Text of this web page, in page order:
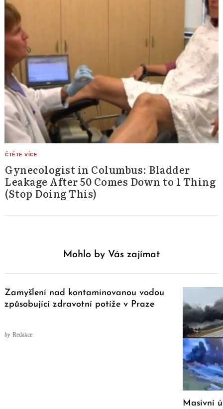
Gynecologist in Columbus: Bladder
Leakage After 50 Comes Down to 1 Thing
(Stop Doing This)
Mohlo by Vás zajímat
Zamyšlení nad kontaminovanou vodou
způsobující zdravotní potíže v Praze
by Redakce
Masivní